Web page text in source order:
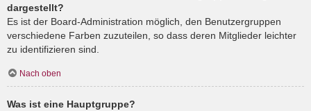
dargestellt?
Es ist der Board-Administration möglich, den Benutzergruppen
verschiedene Farben zuzuteilen, so dass deren Mitglieder leichter
zu identifizieren sind.
Nach oben
Was ist eine Hauptgruppe?